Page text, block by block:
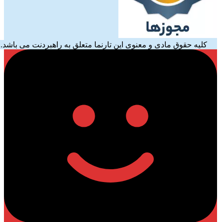
کلیه حقوق مادی و معنوی این تارنما متعلق به راهبردنت می باشد.